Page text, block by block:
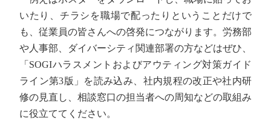
いたり、チラシを職場で配ったりということだけで
も、従業員の皆さんへの啓発につながります。労務部
や人事部、ダイバーシティ関連部署の方などはぜひ、
「SOGIハラスメントおよびアウティング対策ガイド
ライン第3版」を読み込み、社内規程の改正や社内研
修の見直し、相談窓口の担当者への周知などの取組み
に役立ててください。